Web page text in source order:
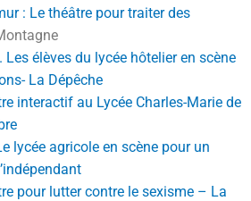
: Le théâtre pour traiter des
élèves du lycée hôtelier en scène
La Dépêche
interactif au Lycée Charles-Marie de
lycée agricole en scène pour un
pour lutter contre le sexisme – La